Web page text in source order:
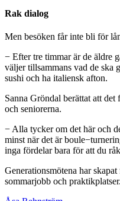
Rak dialog
Men besöken får inte bli för
− Efter tre timmar är de äldre
väljer tillsammans vad de ska
sushi och ha italiensk afton.
Sanna Gröndal berättat att
och seniorerna.
− Alla tycker om det här och
minst när det är
inga fördelar bara för att du
Generationsmötena har
sommarjobb och praktikplatser.